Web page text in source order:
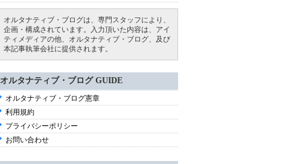
オルタナティブ・ブログは、専門スタッフにより、
企画・構成されています。入力頂いた内容は、アイ
ティメディアの他、オルタナティブ・ブログ、及び
本記事執筆会社に提供されます。
オルタナティブ・ブログ GUIDE
オルタナティブ・ブログ憲章
利用規約
プライバシーポリシー
お問い合わせ